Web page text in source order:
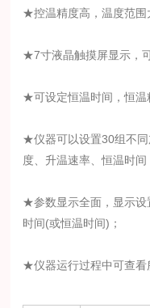
★控温精度高，温度范围
★7寸液晶触摸屏显示，
★可设定恒温时间，恒温
★仪器可以设置30组不
度、升温速率、恒温时间
★参数显示全面，显示设
时间(或恒温时间)；
★仪器运行过程中可查看